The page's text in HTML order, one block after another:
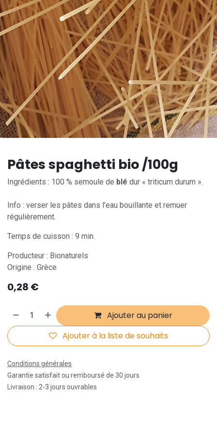
Pâtes spaghetti bio /100g
Ingrédients : 100 % semoule de blé dur « triticum durum ».
Info : verser les pâtes dans l’eau bouillante et remuer
régulièrement.
Temps de cuisson : 9 min.
Producteur : Bionaturels
Origine : Grèce
0,28 €
Ajouter au panier
Ajouter à la liste de souhaits
Conditions générales
Garantie satisfait ou remboursé de 30 jours
Livraison : 2-3 jours ouvrables